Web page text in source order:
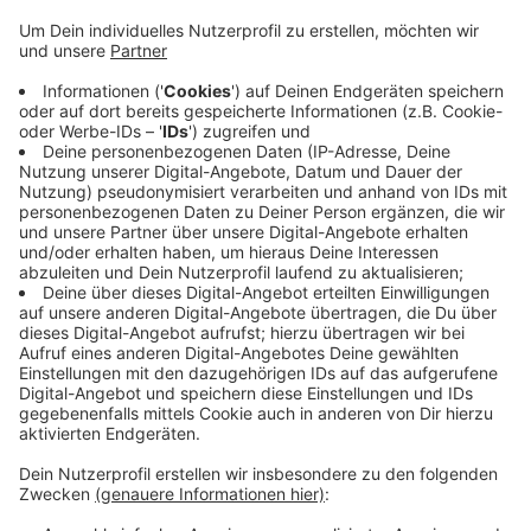
wird ermittelt, wie viele Gäste an welchem Ort
starten und wie viele Stellplätze für Busse, Autos
und Fahrräder gebraucht werden. Von Vohwinkel
aus soll es einen Shuttle-Service geben. Die
Gebiete Tesche und Zoo können gut mit dem
öffentlichen Nahverkehr erreicht werden. Hier
bietet sich aber auch eine Anreise mit dem Rad an.
Im Bereich Bahnhof Vohwinkel soll geprüft werden,
wo Fahrrad-Abstellplätze entstehen können. Die
sollen dann auch nach der BUGA bleiben.
Veröffentlicht:Mittwoch, 23.10.2024 06:22
Anzeige